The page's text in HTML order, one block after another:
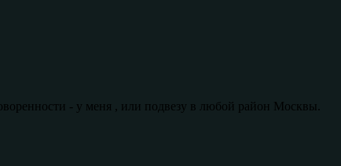
- у меня , или подвезу в любой район Москвы.